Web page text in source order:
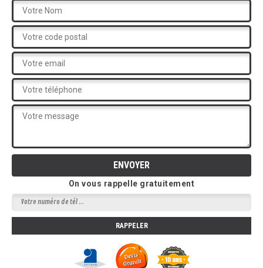
On vous rappelle gratuitement